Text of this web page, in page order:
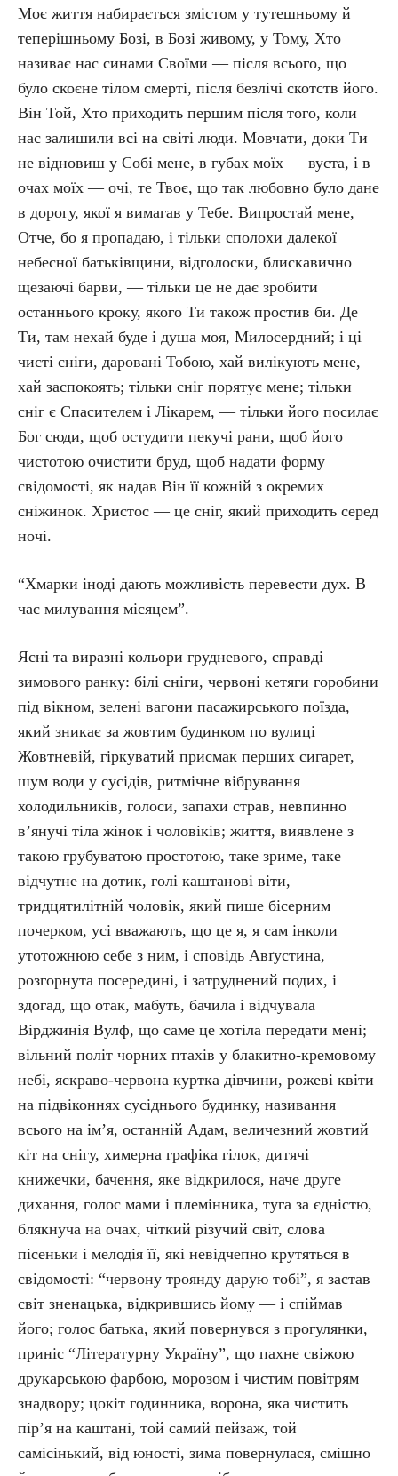
Моє життя набирається змістом у тутешньому й
теперішньому Бозі, в Бозі живому, у Тому, Хто
називає нас синами Своїми — після всього, що
було скоєне тілом смерті, після безлічі скотств його.
Він Той, Хто приходить першим після того, коли
нас залишили всі на світі люди. Мовчати, доки Ти
не відновиш у Собі мене, в губах моїх — вуста, і в
очах моїх — очі, те Твоє, що так любовно було дане
в дорогу, якої я вимагав у Тебе. Випростай мене,
Отче, бо я пропадаю, і тільки сполохи далекої
небесної батьківщини, відголоски, блискавично
щезаючі барви, — тільки це не дає зробити
останнього кроку, якого Ти також простив би. Де
Ти, там нехай буде і душа моя, Милосердний; і ці
чисті сніги, даровані Тобою, хай вилікують мене,
хай заспокоять; тільки сніг порятує мене; тільки
сніг є Спасителем і Лікарем, — тільки його посилає
Бог сюди, щоб остудити пекучі рани, щоб його
чистотою очистити бруд, щоб надати форму
свідомості, як надав Він її кожній з окремих
сніжинок. Христос — це сніг, який приходить серед
ночі.
“Хмарки іноді дають можливість перевести дух. В
час милування місяцем”.
Ясні та виразні кольори грудневого, справді
зимового ранку: білі сніги, червоні кетяги горобини
під вікном, зелені вагони пасажирського поїзда,
який зникає за жовтим будинком по вулиці
Жовтневій, гіркуватий присмак перших сигарет,
шум води у сусідів, ритмічне вібрування
холодильників, голоси, запахи страв, невпинно
в’янучі тіла жінок і чоловіків; життя, виявлене з
такою грубуватою простотою, таке зриме, таке
відчутне на дотик, голі каштанові віти,
тридцятилітній чоловік, який пише бісерним
почерком, усі вважають, що це я, я сам інколи
утотожнюю себе з ним, і сповідь Авґустина,
розгорнута посередині, і затруднений подих, і
здогад, що отак, мабуть, бачила і відчувала
Вірджинія Вулф, що саме це хотіла передати мені;
вільний політ чорних птахів у блакитно-кремовому
небі, яскраво-червона куртка дівчини, рожеві квіти
на підвіконнях сусіднього будинку, називання
всього на ім’я, останній Адам, величезний жовтий
кіт на снігу, химерна графіка гілок, дитячі
книжечки, бачення, яке відкрилося, наче друге
дихання, голос мами і племінника, туга за єдністю,
блякнуча на очах, чіткий різучий світ, слова
пісеньки і мелодія її, які невідчепно крутяться в
свідомості: “червону троянду дарую тобі”, я застав
світ зненацька, відкрившись йому — і спіймав
його; голос батька, який повернувся з прогулянки,
приніс “Літературну Україну”, що пахне свіжою
друкарською фарбою, морозом і чистим повітрям
знадвору; цокіт годинника, ворона, яка чистить
пір’я на каштані, той самий пейзаж, той
самісінький, від юності, зима повернулася, смішно